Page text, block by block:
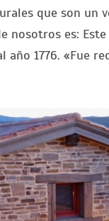
que son un
nosotros es:
1776. «Fue